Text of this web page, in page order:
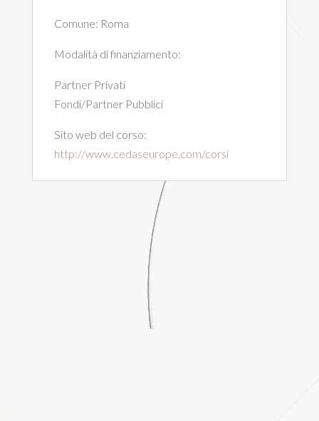
Comune: Roma
Modalità di finanziamento:
Partner Privati
Fondi/Partner Pubblici
Sito web del corso:
http://www.cedaseurope.com/corsi